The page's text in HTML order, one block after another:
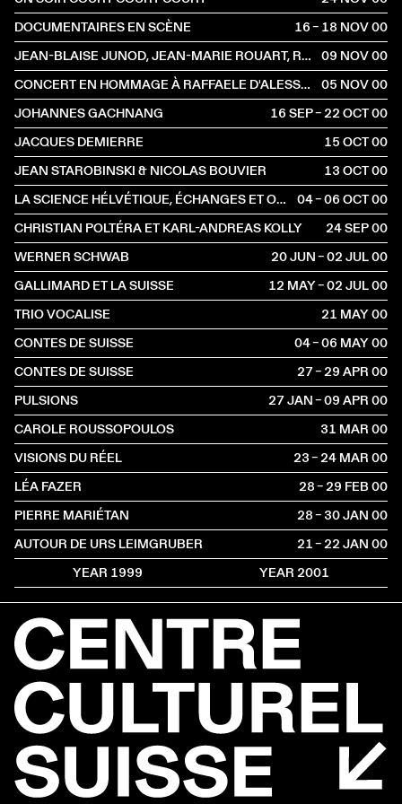
DOCUMENTAIRES EN SCÈNE
16 – 18 NOV2000
JEAN-BLAISE JUNOD, JEAN-MARIE ROUART, ROBERT KOPP
09 NOV2000
CONCERT EN HOMMAGE À RAFFAELE D'ALESSANDRO (1911-1959)
05 NOV2000
JOHANNES GACHNANG
16 SEP – 22 OCT2000
JACQUES DEMIERRE
15 OCT2000
JEAN STAROBINSKI & NICOLAS BOUVIER
13 OCT2000
LA SCIENCE HÉLVÉTIQUE, ÉCHANGES ET OUVERTURE
04 – 06 OCT2000
CHRISTIAN POLTÉRA ET KARL-ANDREAS KOLLY
24 SEP2000
WERNER SCHWAB
20 JUN – 02 JUL2000
GALLIMARD ET LA SUISSE
12 MAY – 02 JUL2000
TRIO VOCALISE
21 MAY2000
CONTES DE SUISSE
04 – 06 MAY2000
CONTES DE SUISSE
27 – 29 APR2000
PULSIONS
27 JAN – 09 APR2000
CAROLE ROUSSOPOULOS
31 MAR2000
VISIONS DU RÉEL
23 – 24 MAR2000
LÉA FAZER
28 – 29 FEB2000
PIERRE MARIÉTAN
28 – 30 JAN2000
AUTOUR DE URS LEIMGRUBER
21 – 22 JAN2000
YEAR 1999
YEAR 2001